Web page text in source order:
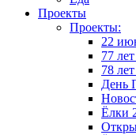
Проекты
Проекты:
22
77
78
День
Ёлки